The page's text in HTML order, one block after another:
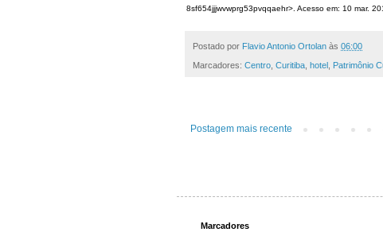
8sf654jjjwvwprg53pvqqaehr>. Acesso em: 10 mar.
Postado por Flavio Antonio Ortolan às 06:00
Marcadores: Centro, Curitiba, hotel , Patrimônio
Postagem mais recente
Marcadores